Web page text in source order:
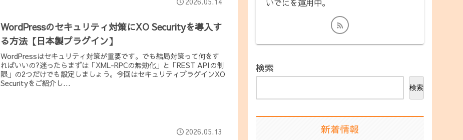
WordPressのセキュリティ対策にXO Securityを導入す
る方法【日本製プラグイン】
WordPressはセキュリティ対策が重要です。でも結局対策って何をす
ればいいの?迷ったらまずは「XML-RPCの無効化」と「REST APIの制
限」の2つだけでも設定しましょう。今回はセキュリティプラグインXO
Securityをご紹介し...
2026.05.13
いでにを運用中。
検索
検索
新着情報